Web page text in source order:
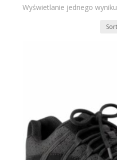
Wyświetlanie jednego wyniku